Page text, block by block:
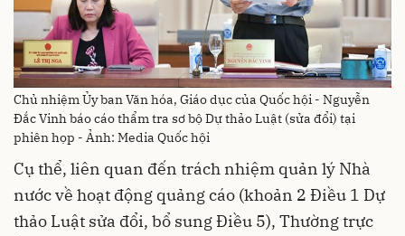
Chủ nhiệm Ủy ban Văn hóa, Giáo dục của Quốc hội - Nguyễn
Đắc Vinh báo cáo thẩm tra sơ bộ Dự thảo Luật (sửa đổi) tại
phiên họp - Ảnh: Media Quốc hội
Cụ thể, liên quan đến trách nhiệm quản lý Nhà
nước về hoạt động quảng cáo (khoản 2 Điều 1 Dự
thảo Luật sửa đổi, bổ sung Điều 5), Thường trực